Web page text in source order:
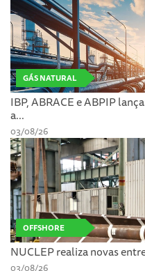
GÁS NATURAL
IBP, ABRACE e ABPIP
a...
03/08/26
OFFSHORE
NUCLEP realiza novas
03/08/26